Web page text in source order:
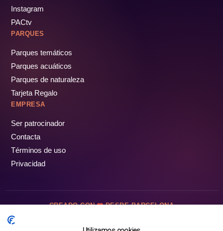
Instagram
PACtv
PARQUES
Parques temáticos
Parques acuáticos
Parques de naturaleza
Tarjeta Regalo
EMPRESA
Ser patrocinador
Contacta
Términos de uso
Privacidad
CREADO CON DESDE BARCELONA